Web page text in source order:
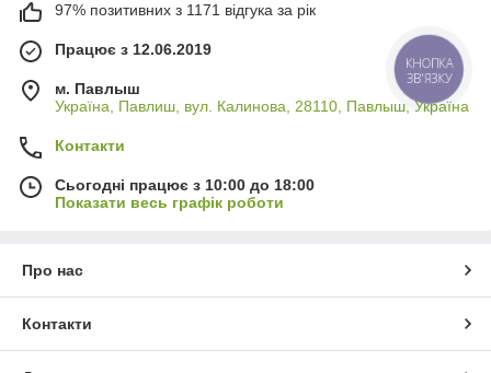
97% позитивних з 1171 відгука за рік
Працює з 12.06.2019
м. Павлыш
Україна, Павлиш, вул. Калинова, 28110, Павлыш, Україна
Контакти
Сьогодні працює з 10:00 до 18:00
Показати весь графік роботи
Про нас
Контакти
КНОПКА
ЗВ'ЯЗКУ